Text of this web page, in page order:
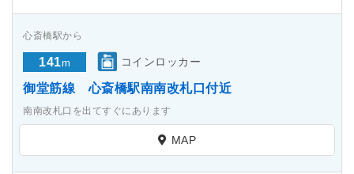
心斎橋駅から
141m コインロッカー
御堂筋線 心斎橋駅南南改札口付近
南南改札口を出てすぐにあります
MAP